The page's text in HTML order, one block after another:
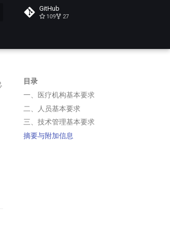
GitHub
109 27
目录
一、医疗机构基本要求
二、人员基本要求
三、技术管理基本要求
摘要与附加信息